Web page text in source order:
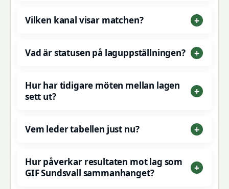
Vilken kanal visar matchen?
Vad är statusen på laguppställningen?
Hur har tidigare möten mellan lagen
sett ut?
Vem leder tabellen just nu?
Hur påverkar resultaten mot lag som
GIF Sundsvall sammanhanget?